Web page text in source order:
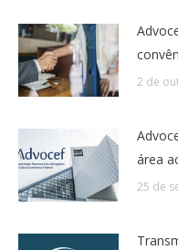
2 de
área
25 de